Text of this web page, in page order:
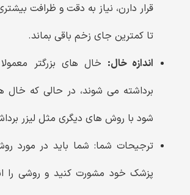
قرار دارن، نیاز به دقت و ظرافت
تا کمترین جای زخم باقی بماند.
اندازه خال: خال های بزرگتر
برداشته می شوند، در حالی که خال
شود با روش های دیگری مثل لیزر
ترجیحات شما: شما باید در مورد
پزشک خود مشورت کنید و روشی را